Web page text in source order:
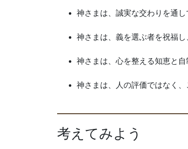
神さまは、誠実な交わりを通
神さまは、義を選ぶ者を祝福
神さまは、心を整える知恵と自
神さまは、人の評価ではなく
考えてみよう